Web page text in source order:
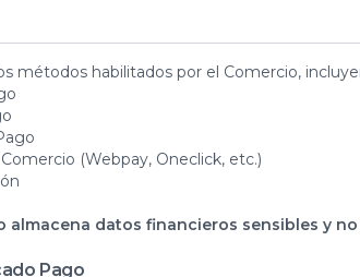
métodos habilitados por el Comercio,
(Webpay, Oneclick, etc.)
almacena datos financieros sensibles y
Pago